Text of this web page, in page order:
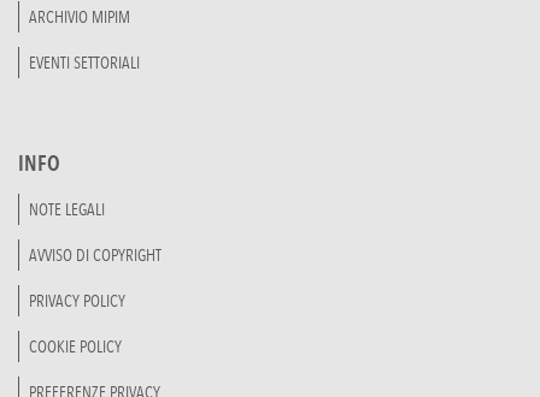
ARCHIVIO MIPIM
EVENTI SETTORIALI
INFO
NOTE LEGALI
AVVISO DI COPYRIGHT
PRIVACY POLICY
COOKIE POLICY
PREFERENZE PRIVACY